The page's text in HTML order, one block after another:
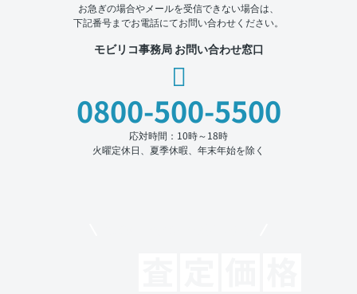
お急ぎの場合やメールを受信できない場合は、
下記番号までお電話にてお問い合わせください。
モビリコ事務局 お問い合わせ窓口
0800-500-5500
応対時間：10時～18時
火曜定休日、夏季休暇、年末年始を除く